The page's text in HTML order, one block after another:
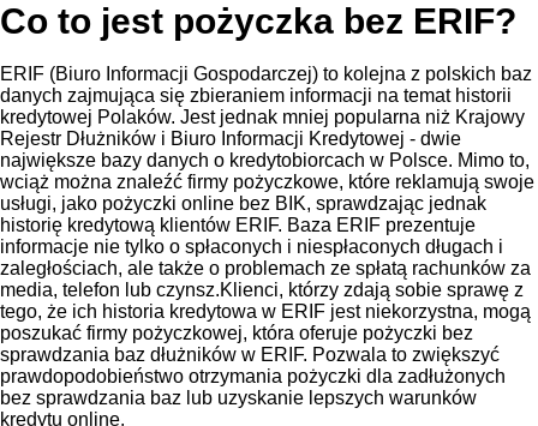
Co to jest pożyczka bez ERIF?
ERIF (Biuro Informacji Gospodarczej) to kolejna z polskich baz
danych zajmująca się zbieraniem informacji na temat historii
kredytowej Polaków. Jest jednak mniej popularna niż Krajowy
Rejestr Dłużników i Biuro Informacji Kredytowej - dwie
największe bazy danych o kredytobiorcach w Polsce. Mimo to,
wciąż można znaleźć firmy pożyczkowe, które reklamują swoje
usługi, jako pożyczki online bez BIK, sprawdzając jednak
historię kredytową klientów ERIF. Baza ERIF prezentuje
informacje nie tylko o spłaconych i niespłaconych długach i
zaległościach, ale także o problemach ze spłatą rachunków za
media, telefon lub czynsz.Klienci, którzy zdają sobie sprawę z
tego, że ich historia kredytowa w ERIF jest niekorzystna, mogą
poszukać firmy pożyczkowej, która oferuje pożyczki bez
sprawdzania baz dłużników w ERIF. Pozwala to zwiększyć
prawdopodobieństwo otrzymania pożyczki dla zadłużonych
bez sprawdzania baz lub uzyskanie lepszych warunków
kredytu online.